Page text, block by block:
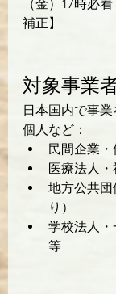
（金）17時必
補正】
対象事業
日本国内で事
個人など：
民間企業
医療法人
地方公共
り）
学校法人
等